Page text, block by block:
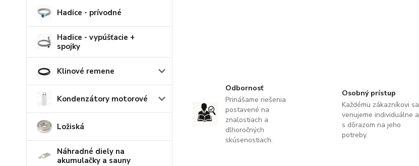
Hadice - prívodné
Hadice - vypúšťacie +
spojky
Klinové remene
Kondenzátory motorové
Ložiská
Náhradné diely na
akumulačky a sauny
Odbornosť
Prinášame riešenia
postavené na
znalostiach a
dlhoročných
skúsenostiach.
Osobný prístup
Každému zákazníkovi sa
venujeme individuálne a
s dôrazom na jeho
potreby.